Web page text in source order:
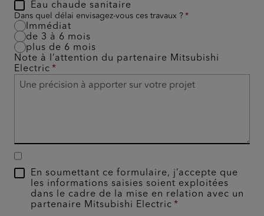
Eau chaude sanitaire
Dans quel délai envisagez-vous ces travaux ?
Immédiat
de 3 à 6 mois
plus de 6 mois
Note à l’attention du partenaire Mitsubishi
Electric
En soumettant ce formulaire, j’accepte que
les informations saisies soient exploitées
dans le cadre de la mise en relation avec un
partenaire Mitsubishi Electric